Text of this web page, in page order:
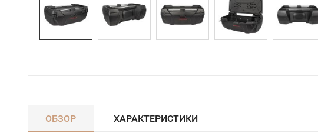
ОБЗОР ХАРАКТЕРИСТИКИ